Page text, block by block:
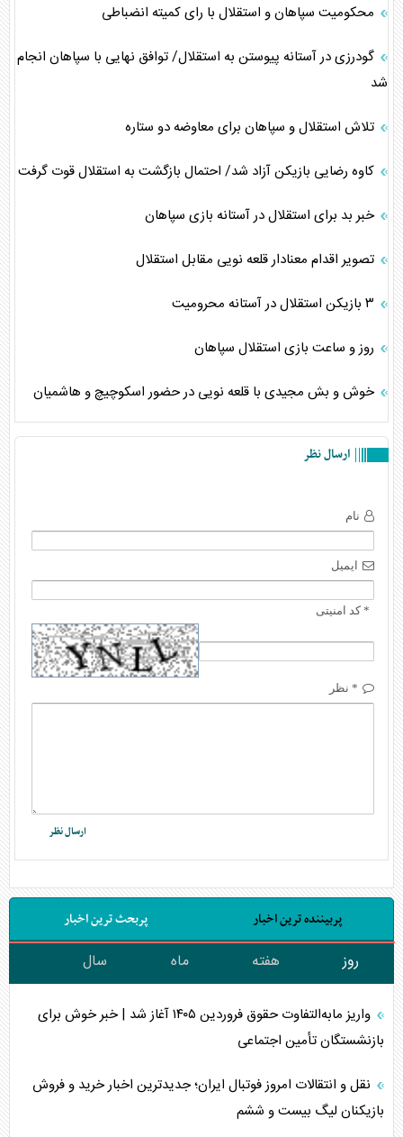
محکومیت سپاهان و استقلال با رای کمیته انضباطی
گودرزی در آستانه پیوستن به استقلال/ توافق نهایی با سپاهان انجام
شد
تلاش استقلال و سپاهان برای معاوضه دو ستاره
کاوه رضایی بازیکن آزاد شد/ احتمال بازگشت به استقلال قوت گرفت
خبر بد برای استقلال در آستانه بازی سپاهان
تصویر اقدام معنادار قلعه نویی مقابل استقلال
روز و ساعت بازی استقلال سپاهان
خوش و بش مجیدی با قلعه نویی در حضور اسکوچیچ و هاشمیان
ارسال نظر
نام
ایمیل
* کد امنیتی
* نظر
پربیننده ترین اخبار پربحث ترین اخبار
روز هفته ماه سال
واریز مابه‌التفاوت حقوق فروردین ۱۴۰۵ آغاز شد | خبر خوش برای
بازنشستگان تأمین اجتماعی
نقل و انتقالات امروز فوتبال ایران؛ جدیدترین اخبار خرید و فروش
بازیکنان لیگ بیست و ششم